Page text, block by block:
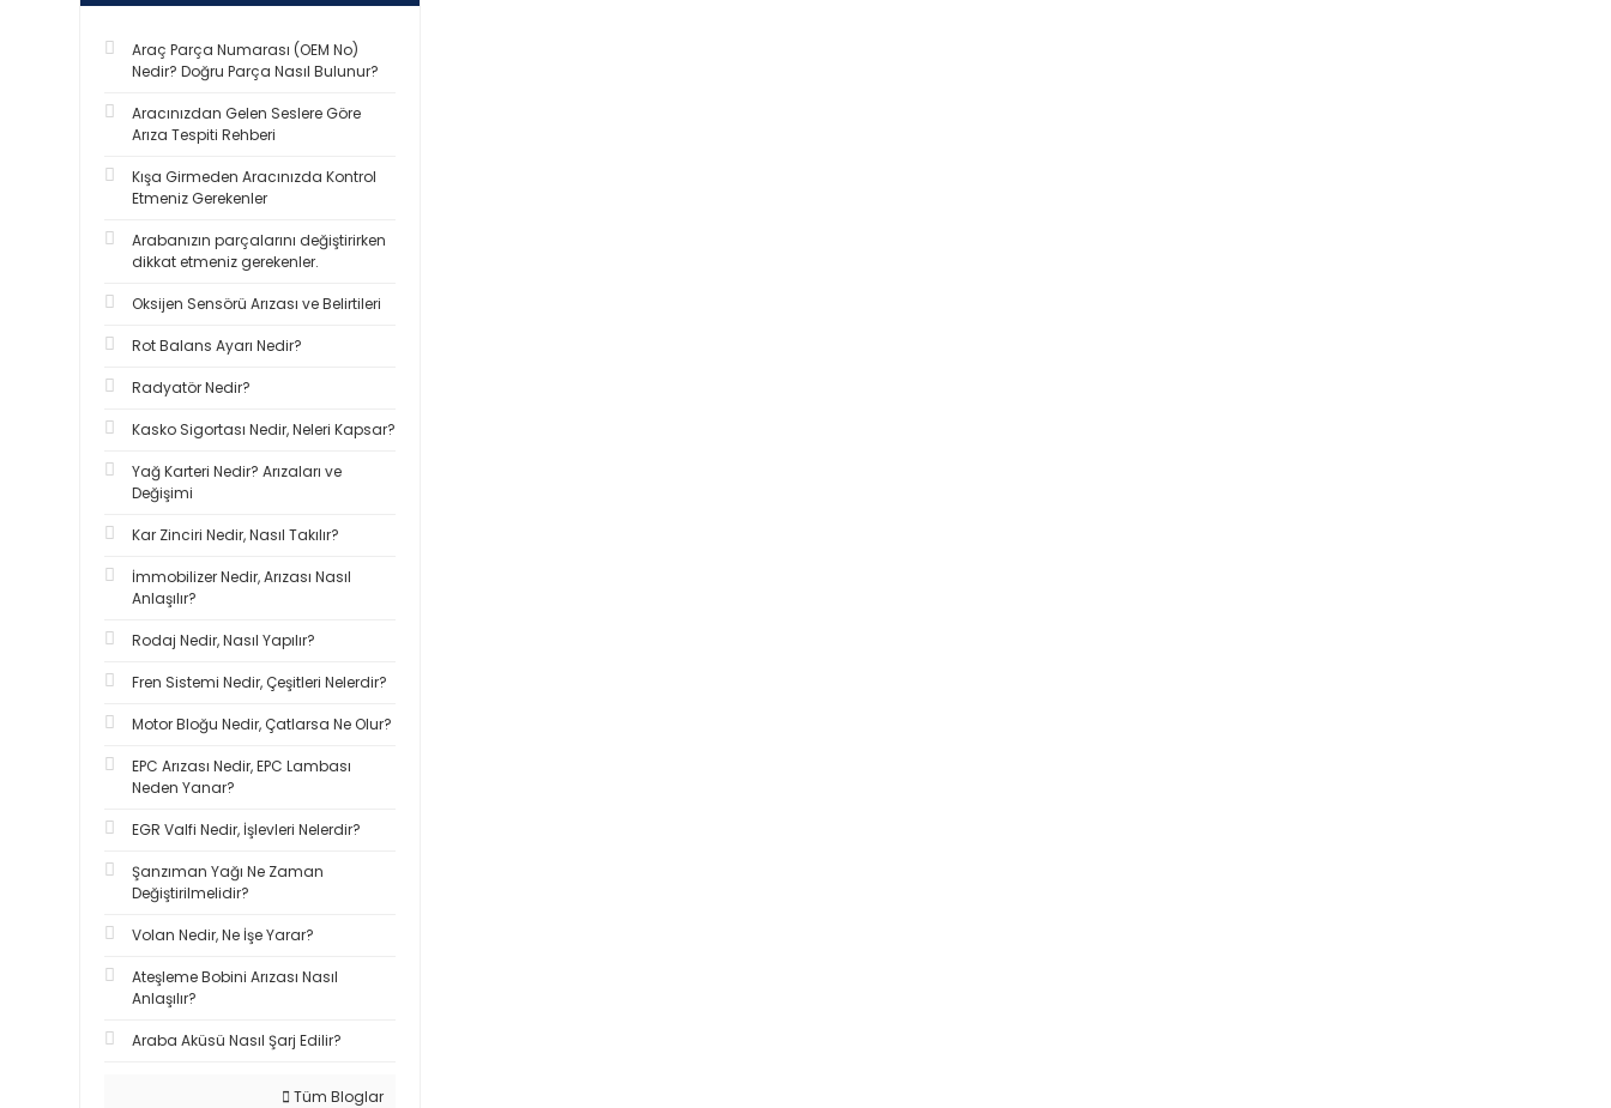
Araç Parça Numarası (OEM No)
Nedir? Doğru Parça Nasıl Bulunur?
Aracınızdan Gelen Seslere Göre
Arıza Tespiti Rehberi
Kışa Girmeden Aracınızda Kontrol
Etmeniz Gerekenler
Arabanızın parçalarını değiştirirken
dikkat etmeniz gerekenler.
Oksijen Sensörü Arızası ve Belirtileri
Rot Balans Ayarı Nedir?
Radyatör Nedir?
Kasko Sigortası Nedir, Neleri Kapsar?
Yağ Karteri Nedir? Arızaları ve
Değişimi
Kar Zinciri Nedir, Nasıl Takılır?
İmmobilizer Nedir, Arızası Nasıl
Anlaşılır?
Rodaj Nedir, Nasıl Yapılır?
Fren Sistemi Nedir, Çeşitleri Nelerdir?
Motor Bloğu Nedir, Çatlarsa Ne Olur?
EPC Arızası Nedir, EPC Lambası
Neden Yanar?
EGR Valfi Nedir, İşlevleri Nelerdir?
Şanzıman Yağı Ne Zaman
Değiştirilmelidir?
Volan Nedir, Ne İşe Yarar?
Ateşleme Bobini Arızası Nasıl
Anlaşılır?
Araba Aküsü Nasıl Şarj Edilir?
Tüm Bloglar